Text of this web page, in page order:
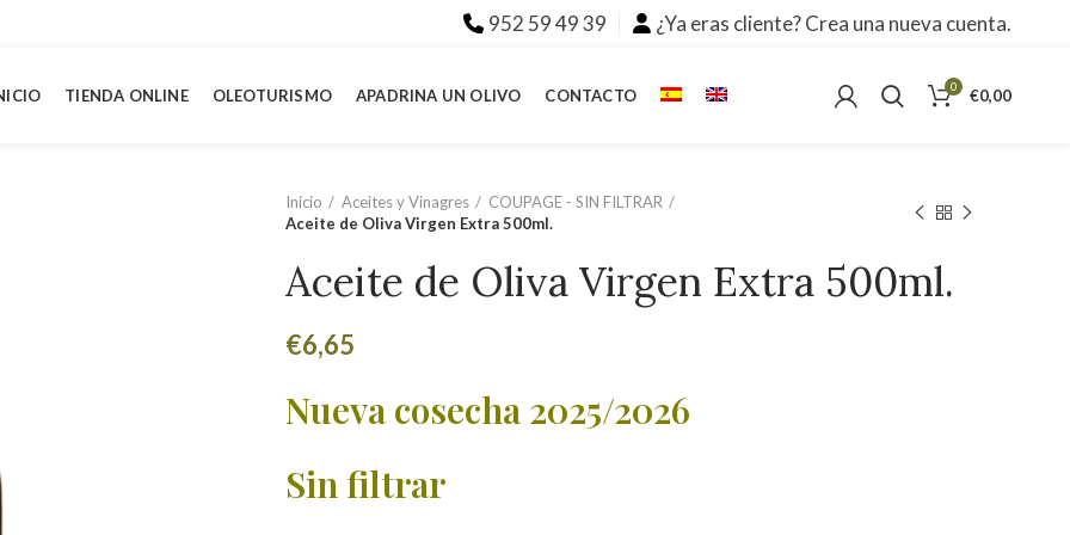
952 59 49 39 ¿Ya eras cliente? Crea una nueva cuenta.
TIENDA ONLINE OLEOTURISMO APADRINA UN OLIVO CONTACTO 0 €0,00
Inicio Aceites y Vinagres
COUPAGE - SIN FILTRAR
Aceite de Oliva Virgen Extra 500ml.
Aceite de Oliva Virgen Extra 500ml.
€6,65
Nueva cosecha 2025/2026
Sin filtrar